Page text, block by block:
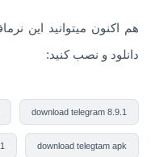
هم اکنون میتوانید این
دانلود و نصب کنید:
download telegram 8.9.1
download telegtam apk